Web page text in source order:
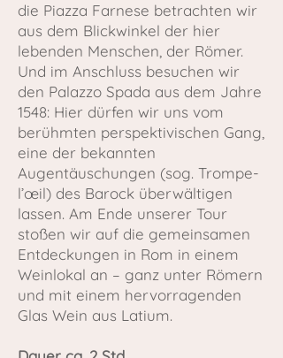
die Piazza Farnese betrachten wir
aus dem Blickwinkel der hier
lebenden Menschen, der Römer.
Und im Anschluss besuchen wir
den Palazzo Spada aus dem Jahre
1548: Hier dürfen wir uns vom
berühmten perspektivischen Gang,
eine der bekannten
Augentäuschungen (sog. Trompe-
l’œil) des Barock überwältigen
lassen. Am Ende unserer Tour
stoßen wir auf die gemeinsamen
Entdeckungen in Rom in einem
Weinlokal an – ganz unter Römern
und mit einem hervorragenden
Glas Wein aus Latium.